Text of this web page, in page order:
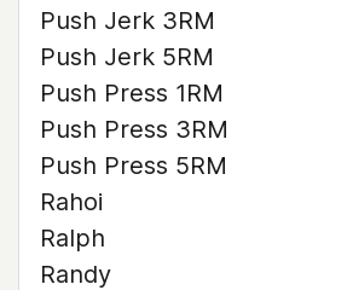
Push Jerk 3RM
Push Jerk 5RM
Push Press 1RM
Push Press 3RM
Push Press 5RM
Rahoi
Ralph
Randy